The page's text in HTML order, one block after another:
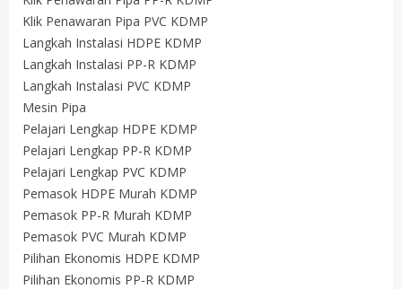
Klik Penawaran Pipa PVC KDMP
Langkah Instalasi HDPE KDMP
Langkah Instalasi PP-R KDMP
Langkah Instalasi PVC KDMP
Mesin Pipa
Pelajari Lengkap HDPE KDMP
Pelajari Lengkap PP-R KDMP
Pelajari Lengkap PVC KDMP
Pemasok HDPE Murah KDMP
Pemasok PP-R Murah KDMP
Pemasok PVC Murah KDMP
Pilihan Ekonomis HDPE KDMP
Pilihan Ekonomis PP-R KDMP